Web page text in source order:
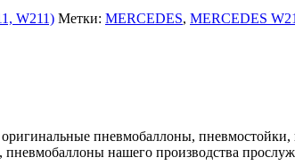
W211) Метки: MERCEDES, MERCEDES
пневмобаллоны,
пневмобаллоны нашего производства